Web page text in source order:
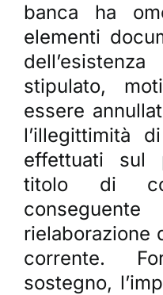
banca ha
elementi
stipulato,
essere
l’illegittimità
effettuati sul
titolo di
rielaborazione
corrente.
sostegno,